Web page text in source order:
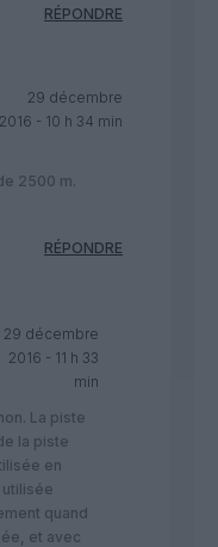
RÉPONDRE
29 décembre
2016 - 10 h 34 min
2500 m.
RÉPONDRE
29 décembre
2016 - 11 h 33
min
La piste
la piste
en
utilisée
quand
et avec